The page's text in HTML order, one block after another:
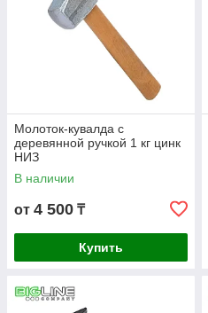
Молоток-кувалда с
деревянной ручкой 1 кг цинк
НИЗ
В наличии
от 4 500 ₸
Купить